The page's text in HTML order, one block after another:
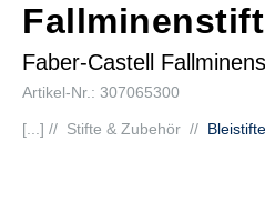
Faber-Castell
Artikel-Nr.: 307065300
[...] // Stifte & Zubehör // Bleistifte